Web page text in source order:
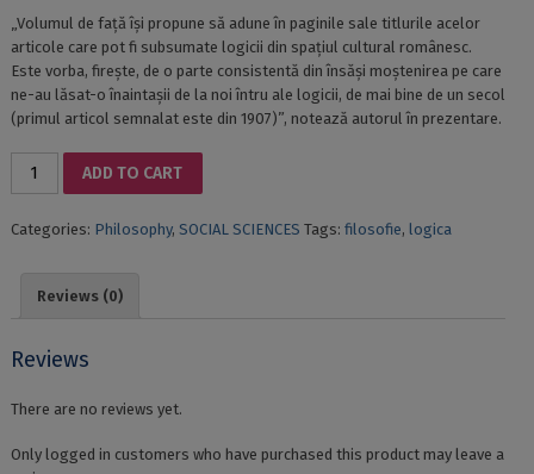
„Volumul de față își propune să adune în paginile sale titlurile acelor
articole care pot fi subsumate logicii din spațiul cultural românesc.
Este vorba, firește, de o parte consistentă din însăși moștenirea pe care
ne-au lăsat-o înaintașii de la noi întru ale logicii, de mai bine de un secol
(primul articol semnalat este din 1907)”, notează autorul în prezentare.
BIBLIOGRAPHY
LOGICS:
PROFESSIONAL
quantity
ADD TO CART
Categories: Philosophy, SOCIAL SCIENCES Tags: filosofie, logica
Reviews (0)
Reviews
There are no reviews yet.
Only logged in customers who have purchased this product may leave a